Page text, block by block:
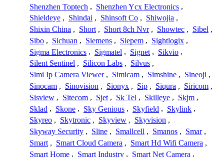
Shenzhen Toptech , Shenzhen Ycx Electronics ,
Shieldeye , Shindai , Shinsoft Co , Shiwojia ,
Shixin China , Short , Short 8ch Nvr , Showtec , Sibel ,
Sibo , Sichuan , Siemens , Siepem , Sightlogix ,
Sigma Electronics , Sigmatel , Signet , Sikvio ,
Silent Sentinel , Silicon Labs , Silvus ,
Simi Ip Camera Viewer , Simicam , Simshine , Sineoji ,
Sinocam , Sinovision , Sionyx , Sip , Siqura , Siricom ,
Sisview , Sitecom , Sjet , Sk Tel , Skilleye , Skjm ,
Sklad , Skone , Sky Genious , Skyfield , Skylink ,
Skyreo , Skytronic , Skyview , Skyvision ,
Skyway Security , Sline , Smallcell , Smanos , Smar ,
Smart , Smart Cloud Camera , Smart Hd Wifi Camera ,
Smart Home , Smart Industry , Smart Net Camera ,